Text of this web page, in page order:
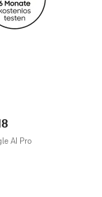
AI Pro